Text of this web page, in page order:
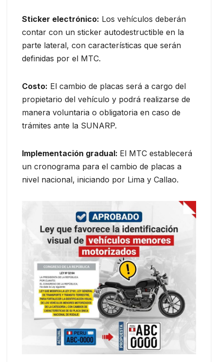
Sticker electrónico: Los vehículos deberán
contar con un sticker autodestructible en la
parte lateral, con características que serán
definidas por el MTC.
Costo: El cambio de placas será a cargo del
propietario del vehículo y podrá realizarse de
manera voluntaria o obligatoria en caso de
trámites ante la SUNARP.
Implementación gradual: El MTC establecerá
un cronograma para el cambio de placas a
nivel nacional, iniciando por Lima y Callao.